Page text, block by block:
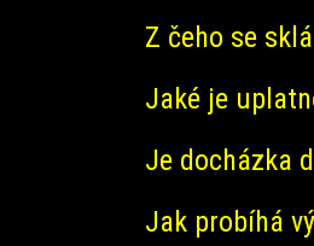
Z čeho se
Jaké je
Je docházka
Jak probíhá